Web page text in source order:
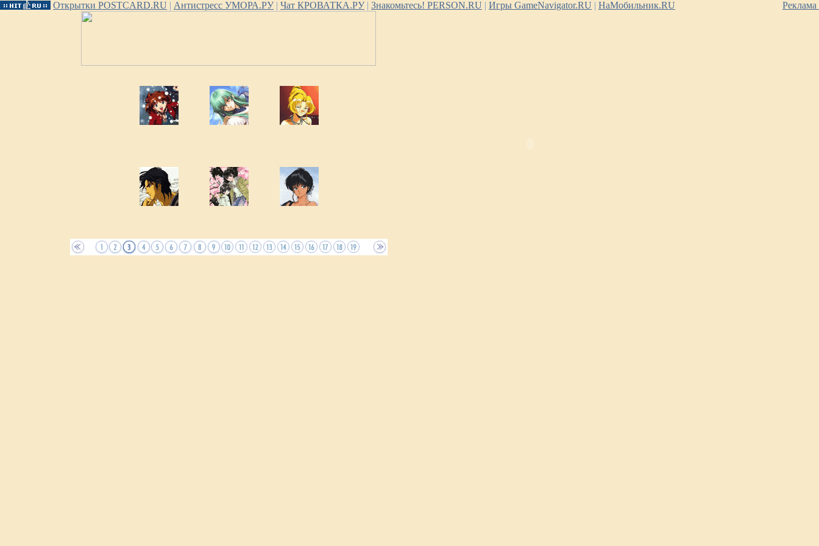
Открытки POSTCARD.RU | Антистресс УМОРА.РУ| Чат КРОВАТКА.РУ| Знакомьтесь! PERSON.RU | Игры GameNavigator.RU | НаМобильник.RU Реклама